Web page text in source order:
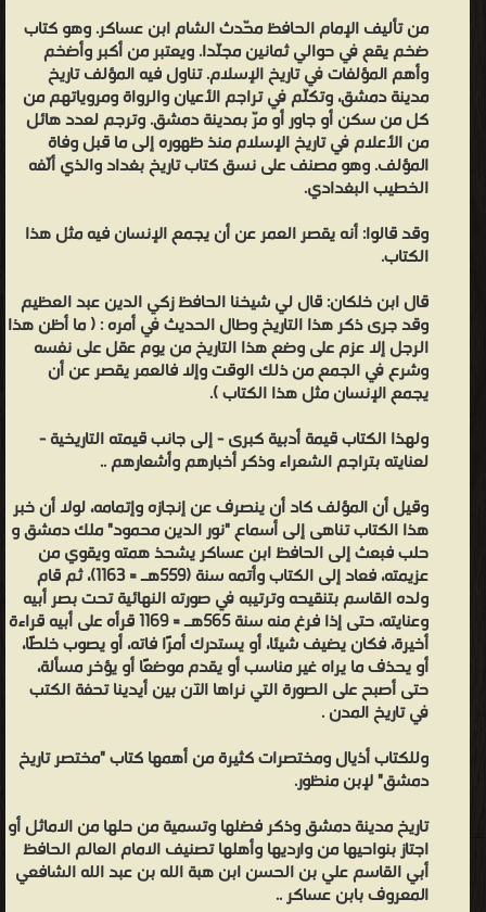
من تأليف الإمام الحافظ محّدث الشام ابن عساكر. وهو كتاب
ضخم يقع في حوالي ثمانين مجلّدا. ويعتبر من أكبر وأضخم
وأهم المؤلفات في تاريخ الإسلام. تناول فيه المؤلف تاريخ
مدينة دمشق، وتكلّم في تراجم الأعيان والرواة ومروياتهم من
كل من سكن أو جاور أو مرّ بمدينة دمشق. وترجم لعدد هائل
من الأعلام في تاريخ الإسلام منذ ظهوره إلى ما قبل وفاة
المؤلف. وهو مصنف على نسق كتاب تاريخ بغداد والذي ألّفه
الخطيب البغدادي.
وقد قالوا: أنه يقصر العمر عن أن يجمع الإنسان فيه مثل هذا
الكتاب.
قال ابن خلكان: قال لي شيخنا الحافظ زكي الدين عبد العظيم
وقد جرى ذكر هذا التاريخ وطال الحديث في أمره : ( ما أظن هذا
الرجل إلا عزم على وضع هذا التاريخ من يوم عقل على نفسه
وشرع في الجمع من ذلك الوقت وإلا فالعمر يقصر عن أن
يجمع الإنسان مثل هذا الكتاب ).
ولهذا الكتاب قيمة أدبية كبرى - إلى جانب قيمته التاريخية -
لعنايته بتراجم الشعراء وذكر أخبارهم وأشعارهم ..
وقيل أن المؤلف كاد أن ينصرف عن إنجازه وإتمامه، لولا أن خبر
هذا الكتاب تناهى إلى أسماع "نور الدين محمود" ملك دمشق و
حلب فبعث إلى الحافظ ابن عساكر يشحذ همته ويقوي من
عزيمته، فعاد إلى الكتاب وأتمه سنة (559هـ = 1163)، ثم قام
ولده القاسم بتنقيحه وترتيبه في صورته النهائية تحت بصر أبيه
وعنايته، حتى إذا فرغ منه سنة 565هـ = 1169 قرأه على أبيه قراءة
أخيرة، فكان يضيف شيئا، أو يستدرك أمرًا فاته، أو يصوب خلطًا،
أو يحذف ما يراه غير مناسب أو يقدم موضعًا أو يؤخر مسألة،
حتى أصبح على الصورة التي نراها الآن بين أيدينا تحفة الكتب
في تاريخ المدن .
وللكتاب أذيال ومختصرات كثيرة من أهمها كتاب "مختصر تاريخ
دمشق" لإبن منظور.
تاريخ مدينة دمشق وذكر فضلها وتسمية من حلها من الاماثل أو
اجتاز بنواحيها من وارديها وأهلها تصنيف الامام العالم الحافظ
أبي القاسم علي بن الحسن ابن هبة الله بن عبد الله الشافعي
المعروف بابن عساكر ..